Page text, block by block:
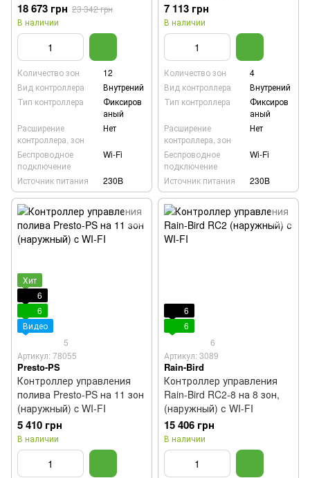
18 673 грн 23 342 грн
В наличии
Количество зон
12
Вид контроллера
Внутрений
Тип контроллера
Фиксиров
аный
Расширение
контроллера, зон
Нет
Беспроводное
подключение
Wi-Fi
Источник питания 230B
7 113 грн
В наличии
Количество зон
4
Вид контроллера
Внутрений
Тип контроллера
Фиксиров
аный
Расширение
контроллера, зон
Нет
Беспроводное
подключение
Wi-Fi
Источник питания 230B
Хит
6
6
Видео
5
Артикул: 78055
Presto-PS
Контроллер управления
полива Presto-PS на 11 зон
(наружный) c WI-FI
5 410 грн
В наличии
6
6
6
Артикул: 3089
Rain-Bird
Контроллер управления
Rain-Bird RC2-8 на 8 зон,
(наружный) с WI-FI
15 406 грн
В наличии